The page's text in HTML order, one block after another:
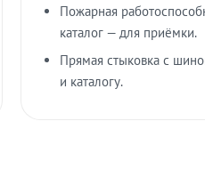
Пожарная
каталог — для приёмки.
Прямая стыковка с
и каталогу.